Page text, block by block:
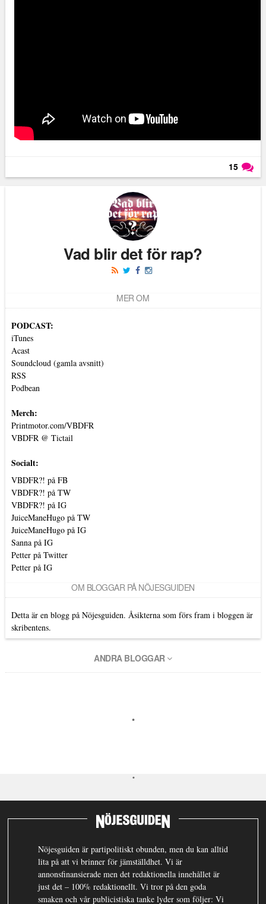
15
Vad blir det för rap?
MER OM
PODCAST:
iTunes
Acast
Soundcloud (gamla avsnitt)
RSS
Podbean
Merch:
Printmotor.com/VBDFR
VBDFR @ Tictail
Socialt:
VBDFR?! på FB
VBDFR?! på TW
VBDFR?! på IG
JuiceManeHugo på TW
JuiceManeHugo på IG
Sanna på IG
Petter på Twitter
Petter på IG
OM BLOGGAR PÅ NÖJESGUIDEN
Detta är en blogg på Nöjesguiden. Åsikterna som förs fram i bloggen är
skribentens.
ANDRA BLOGGAR
Nöjesguiden är partipolitiskt obunden, men du kan alltid
lita på att vi brinner för jämställdhet. Vi är
annonsfinansierade men det redaktionella innehållet är
just det – 100% redaktionellt. Vi tror på den goda
smaken och vår publicistiska tanke lyder som följer: Vi